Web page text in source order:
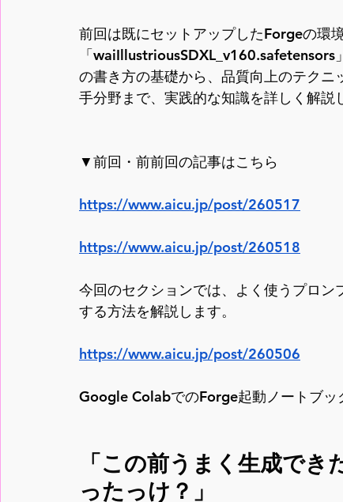
前回は既にセットアップしたForgeの環
「
の書き方の基礎から、品質向上のテク
手分野まで、実践的な知識を詳しく解説
▼前回・前前回の記事はこちら
https://www.aicu.jp/post/260517
https://www.aicu.jp/post/260518
今回のセクションでは、よく使うプロ
する方法を解説します。
https://www.aicu.jp/post/260506
Google ColabでのForge起動ノートブッ
「この前うまく生成で
ったっけ？」